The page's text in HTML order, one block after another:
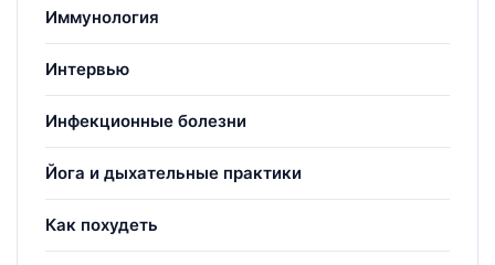
Иммунология
Интервью
Инфекционные болезни
Йога и дыхательные практики
Как похудеть